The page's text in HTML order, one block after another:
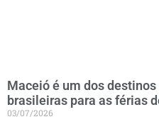
Maceió é um dos
brasileiras para as férias
03/07/2026